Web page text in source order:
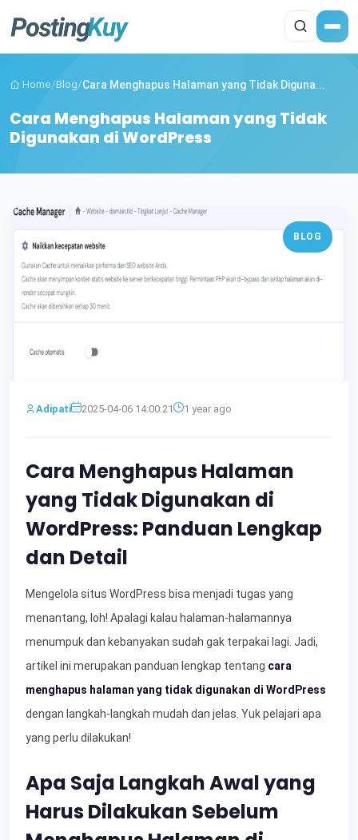
Home/Blog/Cara Menghapus Halaman yang Tidak Diguna...
Cara Menghapus Halaman yang Tidak
Digunakan di WordPress
BLOG
Adipati 2025-04-06 14:00:21 1 year ago
Cara Menghapus Halaman
yang Tidak Digunakan di
WordPress: Panduan Lengkap
dan Detail
Mengelola situs WordPress bisa menjadi tugas yang
menantang, loh! Apalagi kalau halaman-halamannya
menumpuk dan kebanyakan sudah gak terpakai lagi. Jadi,
artikel ini merupakan panduan lengkap tentang cara
menghapus halaman yang tidak digunakan di WordPress
dengan langkah-langkah mudah dan jelas. Yuk pelajari apa
yang perlu dilakukan!
Apa Saja Langkah Awal yang
Harus Dilakukan Sebelum